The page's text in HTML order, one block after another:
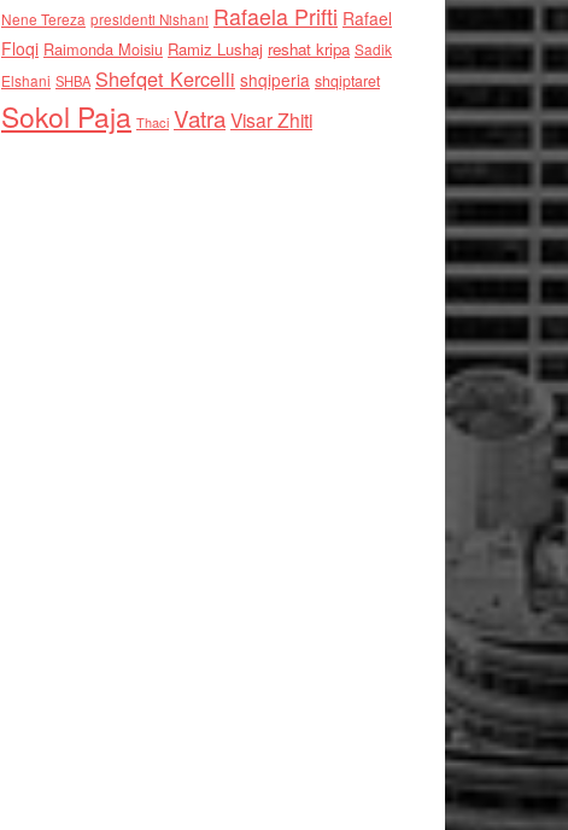
Nene Tereza presidenti Nishani Rafaela Prifti Rafael
Floqi Raimonda Moisiu Ramiz Lushaj reshat kripa Sadik
Elshani SHBA Shefqet Kercelli shqiperia shqiptaret
Sokol Paja Thaci VatraVisar Zhiti